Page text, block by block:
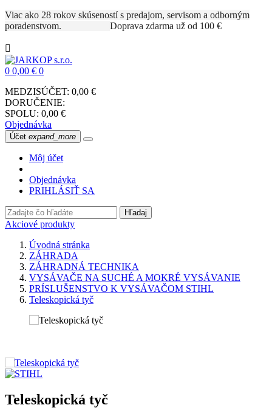
Viac ako 28 rokov skúseností s predajom, servisom a odborným
poradenstvom. Doprava zdarma už od 100 €

0 0,00 € 0
MEDZISÚČET: 0,00 €
DORUČENIE:
SPOLU: 0,00 €
Objednávka
Účet expand_more
Môj účet
Objednávka
PRIHLÁSIŤ SA
Hľadaj
Akciové produkty
Úvodná stránka
ZÁHRADA
ZÁHRADNÁ TECHNIKA
VYSÁVAČE NA SUCHÉ A MOKRÉ VYSÁVANIE
PRÍSLUŠENSTVO K VYSÁVAČOM STIHL
Teleskopická tyč
Teleskopická tyč